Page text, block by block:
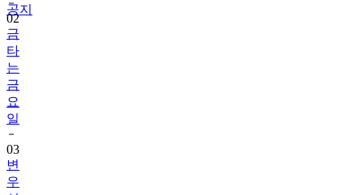
공지
02
금
타
는
금
요
일
03
변
우